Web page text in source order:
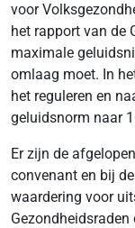
voor
het rapport van de
maximale
omlaag moet. In
het reguleren en
geluidsnorm naar
Er zijn de
convenant en bij
waardering voor